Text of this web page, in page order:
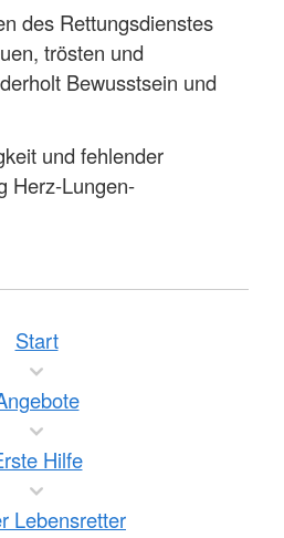
des Rettungsdienstes
trösten und
Bewusstsein und
und fehlender
Herz-Lungen-
Start
Hilfe
Lebensretter